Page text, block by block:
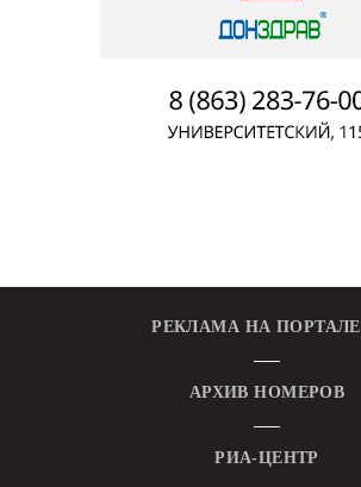
РЕКЛАМА НА ПОРТАЛЕ
АРХИВ НОМЕРОВ
РИА-ЦЕНТР